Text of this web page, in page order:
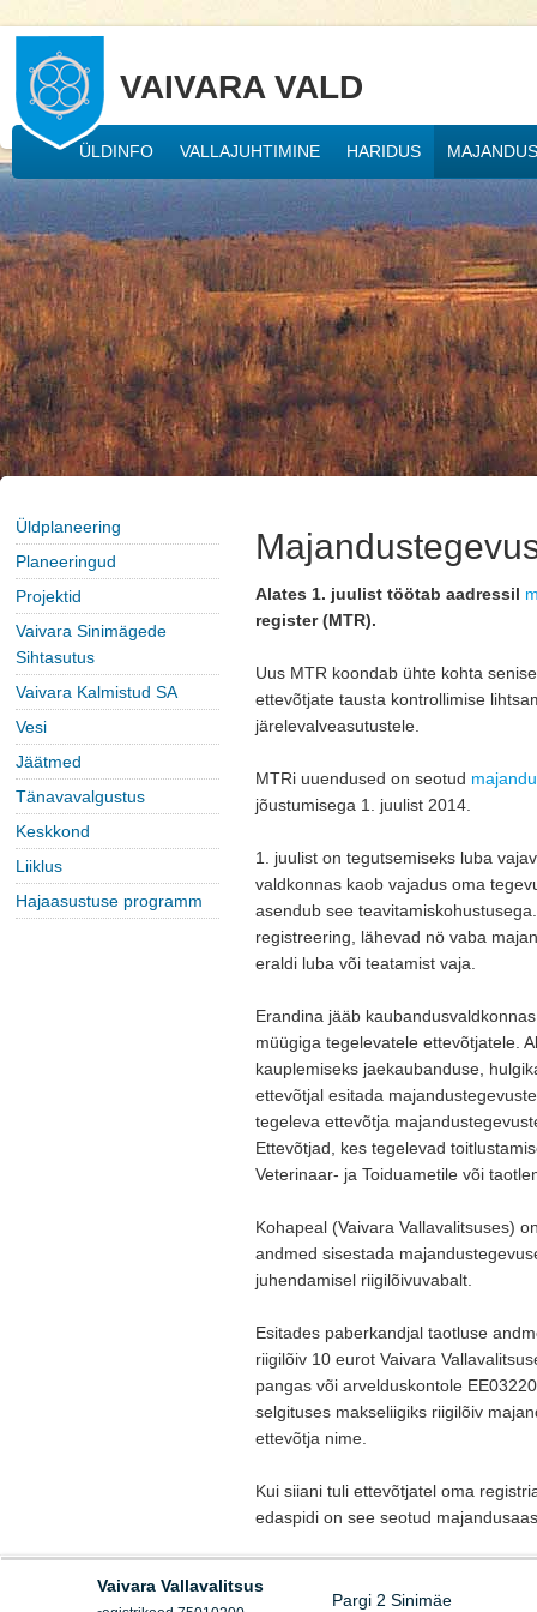
VAIVARA VALD
ÜLDINFO VALLAJUHTIMINE HARIDUS MAJANDUS
Üldplaneering
Planeeringud
Projektid
Vaivara Sinimägede
Sihtasutus
Vaivara Kalmistud SA
Vesi
Jäätmed
Tänavavalgustus
Keskkond
Liiklus
Hajaasustuse programm
Alates 1. juulist töötab aadressil
register (MTR).
Uus MTR koondab ühte kohta
ettevõtjate tausta kontrollimise
järelevalveasutustele.
MTRi uuendused on seotud
jõustumisega 1. juulist 2014.
1. juulist on tegutsemiseks luba
valdkonnas kaob vajadus oma
asendub see
registreering, lähevad nö vaba
eraldi luba või teatamist vaja.
Erandina jääb
müügiga tegelevatele ettevõtjatele.
kauplemiseks jaekaubanduse,
ettevõtjal esitada
tegeleva ettevõtja
Ettevõtjad, kes tegelevad
Veterinaar- ja Toiduametile või
Kohapeal (Vaivara Vallavalitsuses)
andmed sisestada
juhendamisel riigilõivuvabalt.
Esitades paberkandjal taotluse
riigilõiv 10 eurot Vaivara
pangas või arvelduskontole
selgituses makseliigiks riigilõiv
ettevõtja nime.
Kui siiani tuli ettevõtjatel oma
edaspidi on see seotud
Vaivara Vallavalitsus
Pargi 2 Sinimäe